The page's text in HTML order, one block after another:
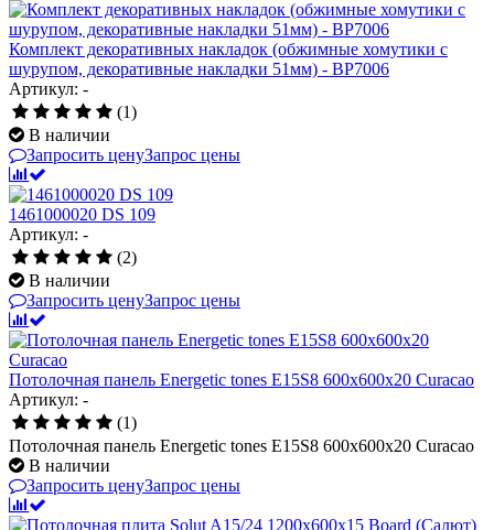
Комплект декоративных накладок (обжимные хомутики с
шурупом, декоративные накладки 51мм) - BP7006
Артикул: -
(1)
В наличии
Запросить ценуЗапрос цены
1461000020 DS 109
Артикул: -
(2)
В наличии
Запросить ценуЗапрос цены
Потолочная панель Energetic tones E15S8 600x600x20 Curacao
Артикул: -
(1)
Потолочная панель Energetic tones E15S8 600x600x20 Curacao
В наличии
Запросить ценуЗапрос цены